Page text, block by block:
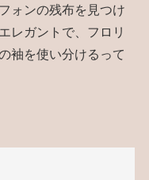
ォンの残布を見つけ
レガントで、フロリ
袖を使い分けるって